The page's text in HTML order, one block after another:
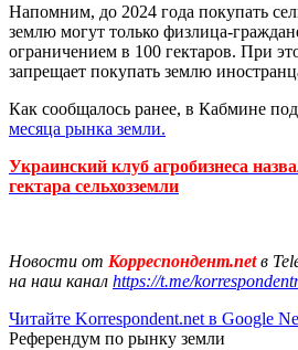
Напомним, до 2024 года покупать
землю могут только физлица-
ограничением в 100 гектаров. При
запрещает покупать землю
Как сообщалось ранее, в Кабмине
месяца рынка земли.
Украинский клуб агробизнеса
гектара сельхозземли
Новости от Корреспондент.netв
на наш канал https://t.me/
Читайте Korrespondent.net в Google
Референдум по рынку земли